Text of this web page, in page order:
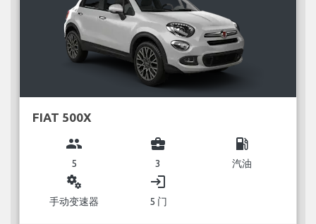
FIAT 500X
group
5
business_center
3
local_gas_station
汽油
miscellaneous_services
手动变速器
login
5 门